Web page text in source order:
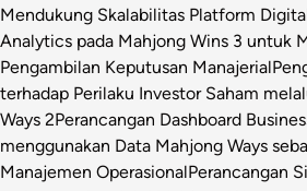
Mendukung Skalabilitas Platform
Analytics pada Mahjong Wins 3 untuk
Pengambilan Keputusan Manajerial
terhadap Perilaku Investor Saham
Ways 2Perancangan Dashboard
menggunakan Data Mahjong Ways
Manajemen OperasionalPerancangan